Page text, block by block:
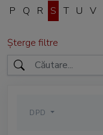
P
Q R S T U V
Șterge filtre
DPD